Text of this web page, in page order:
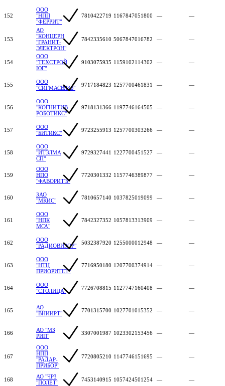
152
ООО
"НПП
"ФЕРРИТ"
7810422719 1167847051800 — —
153
АО
"КОНЦЕРН
"ГРАНИТ-
ЭЛЕКТРОН"
7842335610 5067847016782 — —
154
ООО
"ТЕХСТРОЙ
ЮГ"
9103075935 1159102114302 — —
155
ООО
"СИГМАСВЯЗЬ"
9717184823 1257700461831 — —
156
ООО
"КОГНИТИВ
РОБОТИКС"
9718131366 1197746164505 — —
157
ООО
"БИТИКС"
9723255913 1257700303266 — —
158
ООО
"ИТЭЛМА
СП"
9729327441 1227700451527 — —
159
ООО
НПО
"ФАВОРИТЪ"
7720301332 1157746389877 — —
160
ЗАО
"МКИС"
7810657140 1037825019099 — —
161
ООО
"НПК
МСА"
7842327352 1057813313909 — —
162
ООО
"РАДИОВИЗОР"
5032387920 1255000012948 — —
163
ООО
"НТЦ
ПРИОРИТЕТ"
7716950180 1207700374914 — —
164
ООО
"СТОЛИЦА"
7726708815 1127747160408 — —
165
АО
"ВНИИРТ"
7701315700 1027701015352 — —
166
АО "МЗ
РИП"
3307001987 1023302153456 — —
167
ООО
НПП
"РАДАР-
ПРИБОР"
7720805210 1147746151695 — —
168
АО "ЧРЗ
"ПОЛЕТ"
7453140915 1057424501254 — —